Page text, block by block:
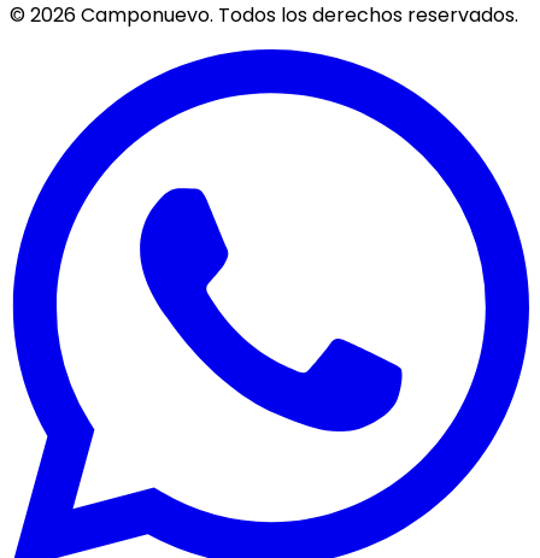
©2026Camponuevo. Todos los derechos reservados.